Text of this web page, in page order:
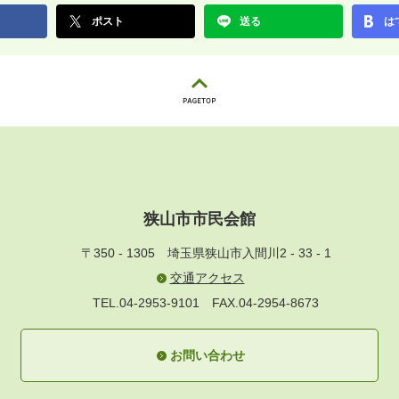
ポスト 送る は
狭山市市民会館
〒350 - 1305 埼玉県狭山市入間川2 - 33 - 1
交通アクセス
TEL.04-2953-9101 FAX.04-2954-8673
お問い合わせ